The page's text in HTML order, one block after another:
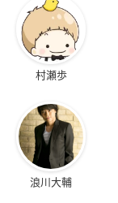
村瀬歩
浪川大輔